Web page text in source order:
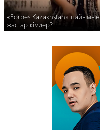
«Forbes Kazakhstan»
жастар кімдер?